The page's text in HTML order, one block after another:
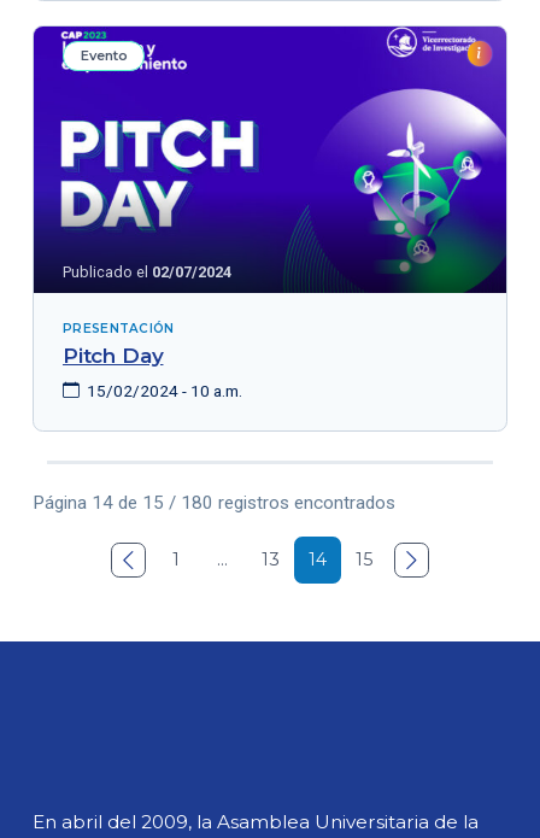
Evento
Publicado el 02/07/2024
PRESENTACIÓN
Pitch Day
15/02/2024 - 10 a.m.
Página 14 de 15 / 180 registros encontrados
 1 … 13 14 15 
En abril del 2009, la Asamblea Universitaria de la